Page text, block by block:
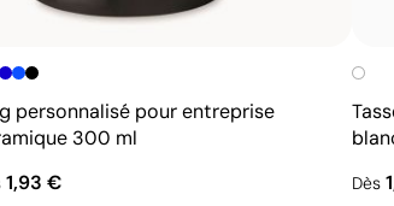
personnalisé pour entreprise
300 ml
1,93 € Dès